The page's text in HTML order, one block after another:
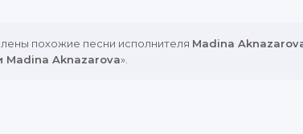
похожие песни исполнителя Madina
Madina Aknazarova».